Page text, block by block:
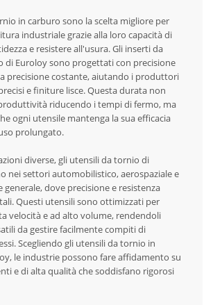
in carburo sono la scelta migliore per
industriale grazie alla loro capacità di
e resistere all'usura. Gli inserti da
di Euroloy sono progettati con precisione
precisione costante, aiutando i produttori
e finiture lisce. Questa durata non
riducendo i tempi di fermo, ma
ogni utensile mantenga la sua efficacia
prolungato.
diverse, gli utensili da tornio di
nei settori automobilistico, aerospaziale e
dove precisione e resistenza
Questi utensili sono ottimizzati per
velocità e ad alto volume, rendendoli
da gestire facilmente compiti di
Scegliendo gli utensili da tornio in
le industrie possono fare affidamento su
e di alta qualità che soddisfano rigorosi